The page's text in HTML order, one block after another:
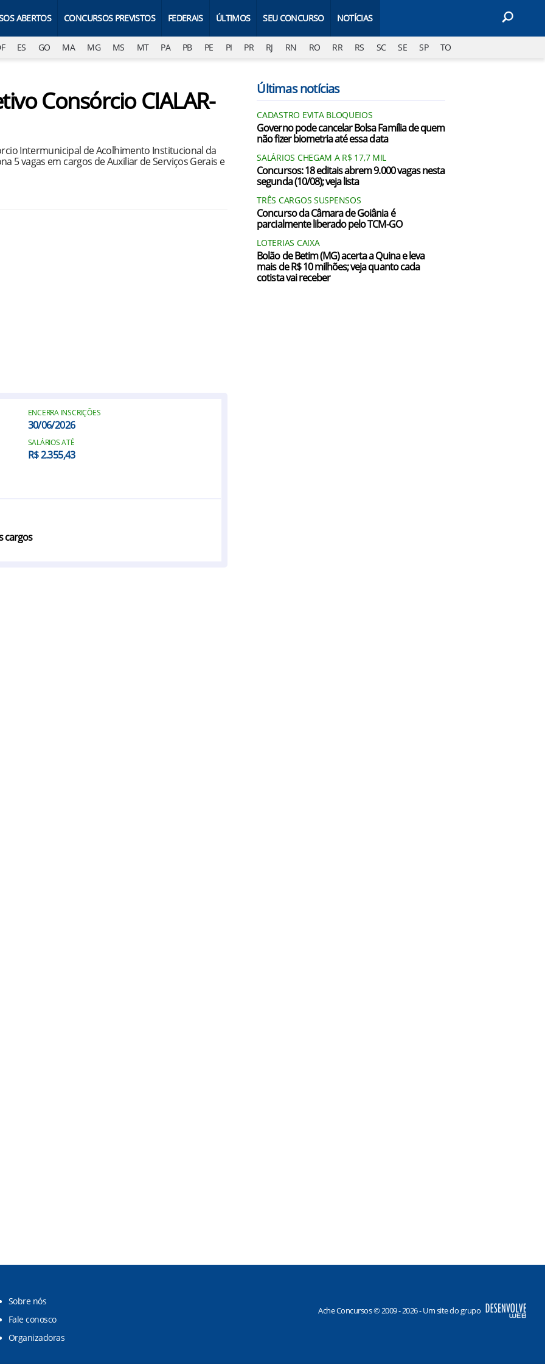
ABERTOS CONCURSOS PREVISTOS FEDERAIS ÚLTIMOS SEU CONCURSO NOTÍCIAS
ES GO MA MG MS MT PA PB PE PI PR RJ RN RO RR RS SC SE SP TO
Consórcio CIALAR-
Intermunicipal de Acolhimento Institucional da
5 vagas em cargos de Auxiliar de Serviços Gerais e
ENCERRA INSCRIÇÕES
30/06/2026
SALÁRIOS ATÉ
R$ 2.355,43
cargos
Últimas notícias
CADASTRO EVITA BLOQUEIOS
Governo pode cancelar Bolsa Família de quem
não fizer biometria até essa data
SALÁRIOS CHEGAM A R$ 17,7 MIL
Concursos: 18 editais abrem 9.000 vagas nesta
segunda (10/08); veja lista
TRÊS CARGOS SUSPENSOS
Concurso da Câmara de Goiânia é
parcialmente liberado pelo TCM-GO
LOTERIAS CAIXA
Bolão de Betim (MG) acerta a Quina e leva
mais de R$ 10 milhões; veja quanto cada
cotista vai receber
Sobre nós
Fale conosco
Organizadoras
Ache Concursos © 2009 - 2026 - Um site do grupo